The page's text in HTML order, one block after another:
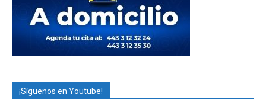
¡Síguenos en Youtube!